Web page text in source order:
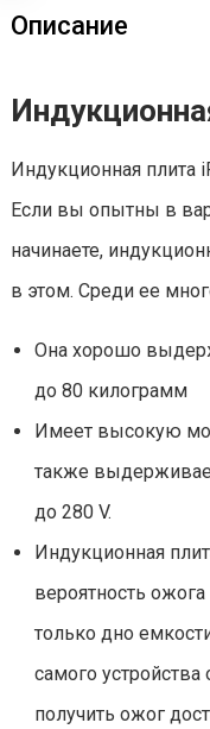
Описание
Индукционная плита
Если вы опытны в
начинаете,
в этом. Среди ее
Она хорошо
до 80 килограмм
Имеет высокую
также
до 280 V.
Индукционная
вероятность
только дно
самого
получить ожог